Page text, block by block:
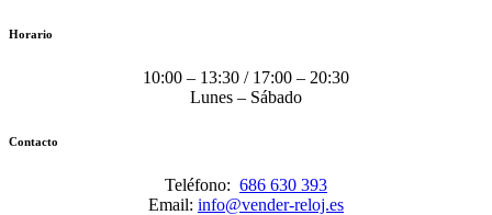
Horario
10:00 – 13:30 / 17:00 – 20:30
Lunes – Sábado
Contacto
Teléfono: 686 630 393
Email: info@vender-reloj.es